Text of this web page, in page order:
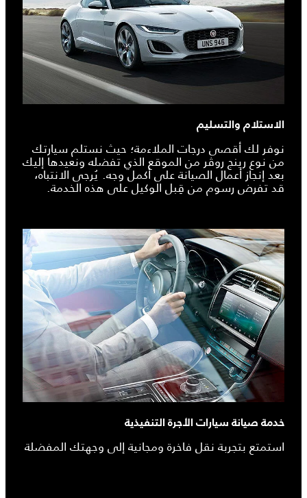
الاستلام والتسليم
نوفر لك أقصى درجات الملاءمة؛ حيث نستلم سيارتك
من نوع رينج روڤر من الموقع الذي تفضله ونعيدها إليك
بعد إنجاز أعمال الصيانة على أكمل وجه. يُرجى الانتباه،
قد تفرض رسوم من قِبل الوكيل على هذه الخدمة.
خدمة صيانة سيارات الأجرة التنفيذية
استمتع بتجربة نقل فاخرة ومجانية إلى وجهتك المفضلة